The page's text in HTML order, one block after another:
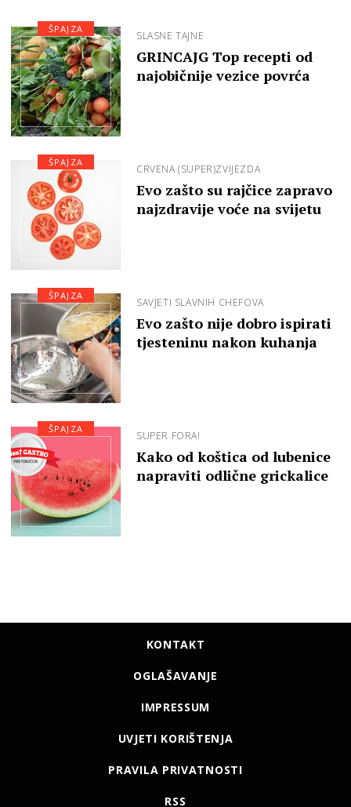
SLASNE TAJNE
GRINCAJG Top recepti od
najobičnije vezice povrća
ŠPAJZA
CRVENA (SUPER)ZVIJEZDA
Evo zašto su rajčice zapravo
najzdravije voće na svijetu
ŠPAJZA
SAVJETI SLAVNIH CHEFOVA
Evo zašto nije dobro ispirati
tjesteninu nakon kuhanja
ŠPAJZA
SUPER FORA!
Kako od koštica od lubenice
napraviti odlične grickalice
ŠPAJZA
KONTAKT
OGLAŠAVANJE
IMPRESSUM
UVJETI KORIŠTENJA
PRAVILA PRIVATNOSTI
RSS